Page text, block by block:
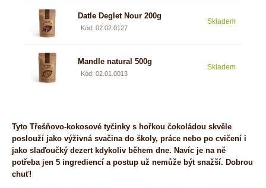
Datle Deglet Nour 200g
Kód: 02.02.0127
Skladem
Mandle natural 500g
Kód: 02.01.0013
Skladem
Tyto Třešňovo-kokosové tyčinky s hořkou čokoládou skvěle
poslouží jako výživná svačina do školy, práce nebo po cvičení i
jako slaďoučký dezert kdykoliv během dne. Navíc je na ně
potřeba jen 5 ingrediencí a postup už nemůže být snažší. Dobrou
chuť!